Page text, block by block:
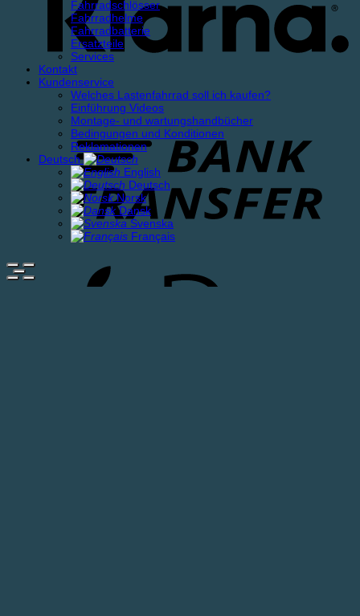
Fahrradschlösser
Fahrradhelme
Fahrradbatterie
Ersatzteile
Services
Kontakt
Kundenservice
Welches Lastenfahrrad soll ich kaufen?
Einführung Videos
Montage- und wartungshandbücher
Bedingungen und Konditionen
Reklamationen
Deutsch
English
Deutsch
Norsk
Dansk
Svenska
Français